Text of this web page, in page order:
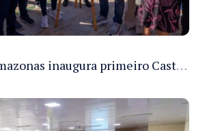
Governo do Amazonas inaugura primeiro Castramóvel Fluvial para atendimento veterinário às comunidades ribeirinhas e castração gratuita